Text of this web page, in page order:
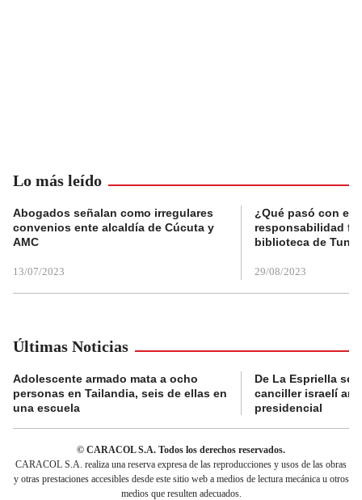
Lo más leído
Abogados señalan como irregulares
convenios ente alcaldía de Cúcuta y
AMC
13/07/2023
¿Qué pasó con el
responsabilidad
biblioteca de
29/08/2023
Últimas Noticias
Adolescente armado mata a ocho
personas en Tailandia, seis de ellas en
una escuela
De La Espriella se
canciller israelí
presidencial
© CARACOL S.A. Todos los derechos reservados.
CARACOL S.A. realiza una reserva expresa de las reproducciones y usos de las obras
y otras prestaciones accesibles desde este sitio web a medios de lectura mecánica u otros
medios que resulten adecuados.